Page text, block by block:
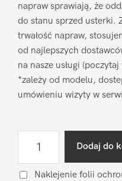
napraw sprawiają, że
do stanu sprzed usterki.
trwałość napraw,
od najlepszych
na nasze usługi
*zależy od modelu,
umówieniu wizyty w
baterii
Dodaj do
Naklejenie folii